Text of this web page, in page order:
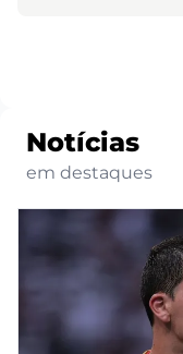
Notícias
em destaques